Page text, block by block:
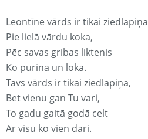
Leontīne vārds ir tikai ziedlapiņa
Pie lielā vārdu koka,
Pēc savas gribas liktenis
Ko purina un loka.
Tavs vārds ir tikai ziedlapiņa,
Bet vienu gan Tu vari,
To gadu gaitā godā celt
Ar visu ko vien dari.